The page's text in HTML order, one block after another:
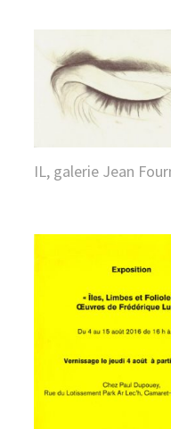
IL, galerie Jean